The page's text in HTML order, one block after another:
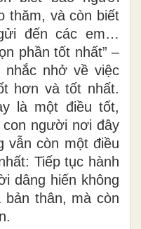
thăm, và còn biết
đến các em…
phần tốt nhất” –
nhắc nhở về việc
hơn và tốt nhất.
là một điều tốt,
người nơi đây
vẫn còn một điều
Tiếp tục hành
dâng hiến không
thân, mà còn